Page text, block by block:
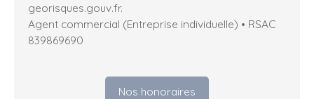
georisques.gouv.fr.
Agent commercial (Entreprise individuelle) • RSAC
839869690
Nos honoraires